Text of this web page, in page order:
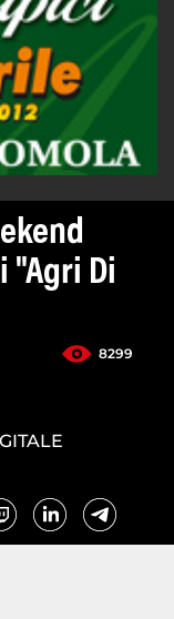
"Agri Di
8299